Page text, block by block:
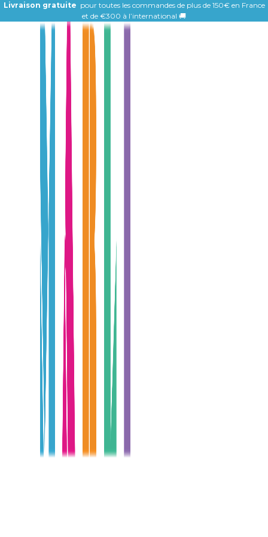
Livraison gratuite pour toutes les commandes de plus de 150€ en France
et de €300 à l’international 🚚